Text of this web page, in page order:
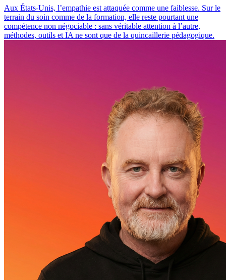
Aux États-Unis, l’empathie est attaquée comme une faiblesse. Sur le
terrain du soin comme de la formation, elle reste pourtant une
compétence non négociable : sans véritable attention à l’autre,
méthodes, outils et IA ne sont que de la quincaillerie pédagogique.